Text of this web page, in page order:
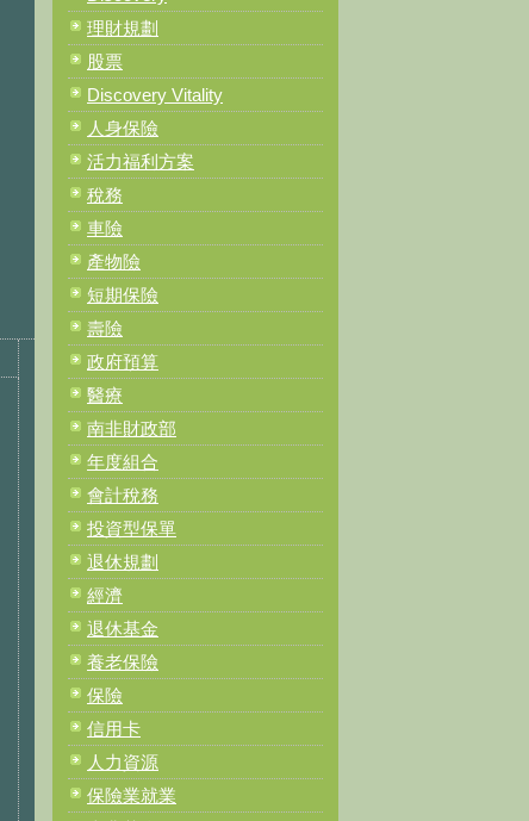
理財規劃
股票
Discovery Vitality
人身保險
活力福利方案
稅務
車險
產物險
短期保險
壽險
政府預算
醫療
南非財政部
年度組合
會計稅務
投資型保單
退休規劃
經濟
退休基金
養老保險
保險
信用卡
人力資源
保險業就業